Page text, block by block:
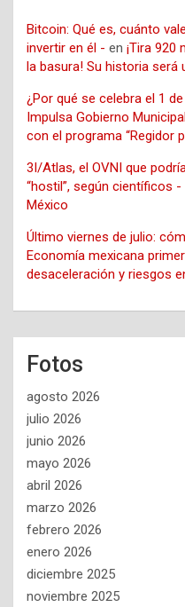
Bitcoin: Qué es, cuánto
invertir en él - en ¡Tira 920
la basura! Su historia será
¿Por qué se celebra el 1
Impulsa Gobierno
con el programa “Regidor
3I/Atlas, el OVNI que
“hostil”, según científicos -
México
Último viernes de julio:
Economía mexicana
desaceleración y riesgos
Fotos
agosto 2026
julio 2026
junio 2026
mayo 2026
abril 2026
marzo 2026
febrero 2026
enero 2026
diciembre 2025
noviembre 2025